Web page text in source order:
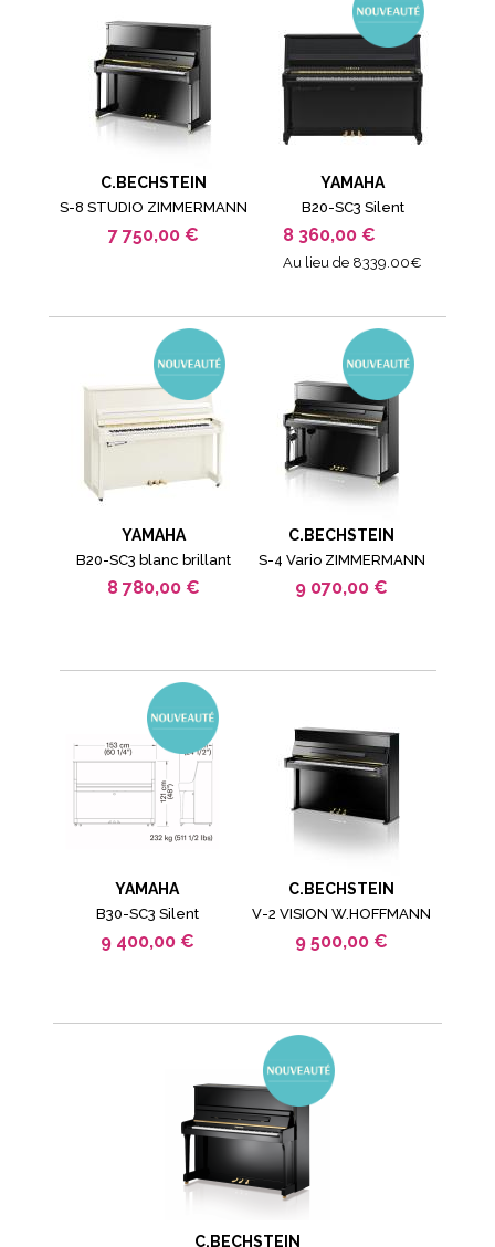
C.BECHSTEIN
S-8 STUDIO ZIMMERMANN
7 750,00 €
YAMAHA
B20-SC3 Silent
8 360,00 €
Au lieu de 8339.00€
YAMAHA
B20-SC3 blanc brillant
8 780,00 €
C.BECHSTEIN
S-4 Vario ZIMMERMANN
9 070,00 €
YAMAHA
B30-SC3 Silent
9 400,00 €
C.BECHSTEIN
V-2 VISION W.HOFFMANN
9 500,00 €
C.BECHSTEIN